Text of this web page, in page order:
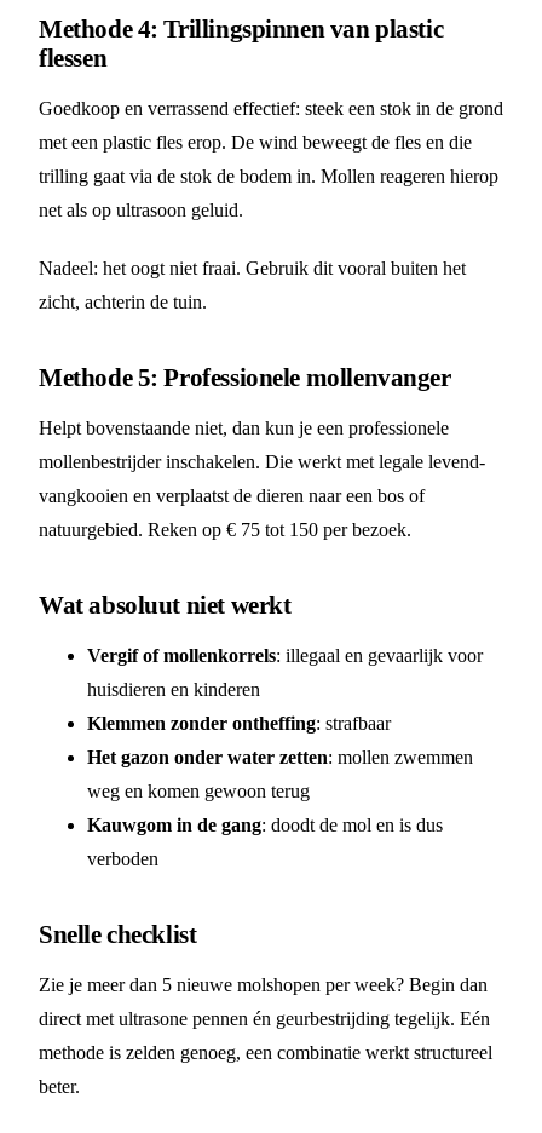
Methode 4: Trillingspinnen van plastic
flessen
Goedkoop en verrassend effectief: steek een stok in de grond
met een plastic fles erop. De wind beweegt de fles en die
trilling gaat via de stok de bodem in. Mollen reageren hierop
net als op ultrasoon geluid.
Nadeel: het oogt niet fraai. Gebruik dit vooral buiten het
zicht, achterin de tuin.
Methode 5: Professionele mollenvanger
Helpt bovenstaande niet, dan kun je een professionele
mollenbestrijder inschakelen. Die werkt met legale levend-
vangkooien en verplaatst de dieren naar een bos of
natuurgebied. Reken op € 75 tot 150 per bezoek.
Wat absoluut niet werkt
Vergif of mollenkorrels: illegaal en gevaarlijk voor
huisdieren en kinderen
Klemmen zonder ontheffing: strafbaar
Het gazon onder water zetten: mollen zwemmen
weg en komen gewoon terug
Kauwgom in de gang: doodt de mol en is dus
verboden
Snelle checklist
Zie je meer dan 5 nieuwe molshopen per week? Begin dan
direct met ultrasone pennen én geurbestrijding tegelijk. Eén
methode is zelden genoeg, een combinatie werkt structureel
beter.